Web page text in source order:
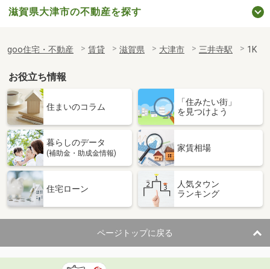
滋賀県大津市の不動産を探す
goo住宅・不動産 賃貸 滋賀県 大津市 三井寺駅 1K
お役立ち情報
住まいのコラム
「住みたい街」
を見つけよう
暮らしのデータ
(補助金・助成金情報)
家賃相場
住宅ローン
人気タウン
ランキング
ページトップに戻る